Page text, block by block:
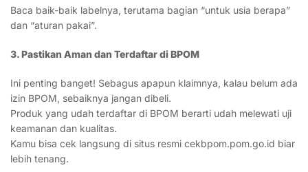
Baca baik-baik labelnya, terutama bagian “untuk usia berapa”
dan “aturan pakai”.
3. Pastikan Aman dan Terdaftar di BPOM
Ini penting banget! Sebagus apapun klaimnya, kalau belum ada
izin BPOM, sebaiknya jangan dibeli.
Produk yang udah terdaftar di BPOM berarti udah melewati uji
keamanan dan kualitas.
Kamu bisa cek langsung di situs resmi cekbpom.pom.go.id biar
lebih tenang.